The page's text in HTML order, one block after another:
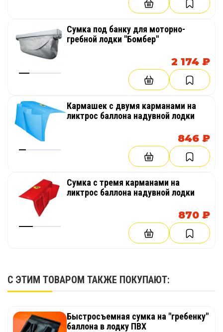
Сумка под банку для моторно-
гребной лодки "Бомбер"
2 174 ₽
Кармашек с двумя карманами на
ликтрос баллона надувной лодки
846 ₽
Сумка с тремя карманами на
ликтрос баллона надувной лодки
870 ₽
С ЭТИМ ТОВАРОМ ТАКЖЕ ПОКУПАЮТ:
Быстросъемная сумка на "гребенку"
баллона в лодку ПВХ